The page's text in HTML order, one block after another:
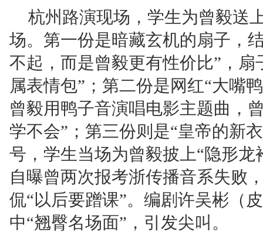
杭州路演现场，学生为曾毅送
场。第一份是暗藏玄机的扇子，
不起，而是曾毅更有性价比”，
属表情包”；第二份是网红“大嘴
曾毅用鸭子音演唱电影主题曲，
学不会”；第三份则是“皇帝的新
号，学生当场为曾毅披上“隐形
自曝曾两次报考浙传播音系失败
侃“以后要蹭课”。编剧许吴彬（
中“翘臀名场面”，引发尖叫。